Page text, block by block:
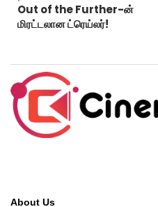
Out of the Further-ன்
மிரட்டலான ட்ரெய்லர்!
About Us